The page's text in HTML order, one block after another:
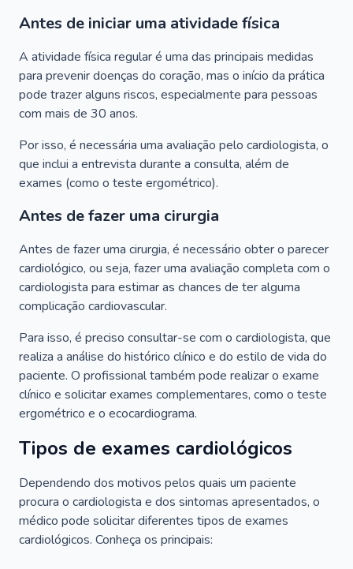
Antes de iniciar uma atividade física
A atividade física regular é uma das principais medidas
para prevenir doenças do coração, mas o início da prática
pode trazer alguns riscos, especialmente para pessoas
com mais de 30 anos.
Por isso, é necessária uma avaliação pelo cardiologista, o
que inclui a entrevista durante a consulta, além de
exames (como o teste ergométrico).
Antes de fazer uma cirurgia
Antes de fazer uma cirurgia, é necessário obter o parecer
cardiológico, ou seja, fazer uma avaliação completa com o
cardiologista para estimar as chances de ter alguma
complicação cardiovascular.
Para isso, é preciso consultar-se com o cardiologista, que
realiza a análise do histórico clínico e do estilo de vida do
paciente. O profissional também pode realizar o exame
clínico e solicitar exames complementares, como o teste
ergométrico e o ecocardiograma.
Tipos de exames cardiológicos
Dependendo dos motivos pelos quais um paciente
procura o cardiologista e dos sintomas apresentados, o
médico pode solicitar diferentes tipos de exames
cardiológicos. Conheça os principais: